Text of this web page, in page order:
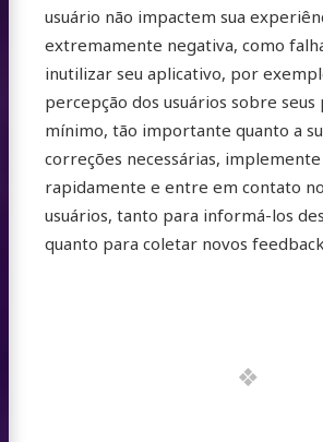
usuário não impactem sua
extremamente negativa, como
inutilizar seu aplicativo, por
percepção dos usuários sobre
mínimo, tão importante quanto a
correções necessárias,
rapidamente e entre em contato
usuários, tanto para informá-los
quanto para coletar novos